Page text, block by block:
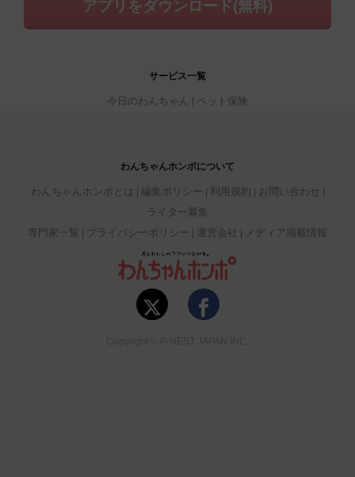
アプリをダウンロード(無料)
サービス一覧
今日のわんちゃん ペット保険
わんちゃんホンポについて
わんちゃんホンポとは 編集ポリシー 利用規約
お問い合わせ
ライター募集
専門家一覧
プライバシーポリシー 運営会社 メディア掲載情報